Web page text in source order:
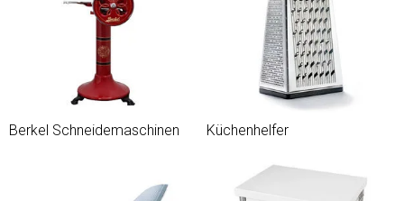
Berkel Schneidemaschinen Küchenhelfer